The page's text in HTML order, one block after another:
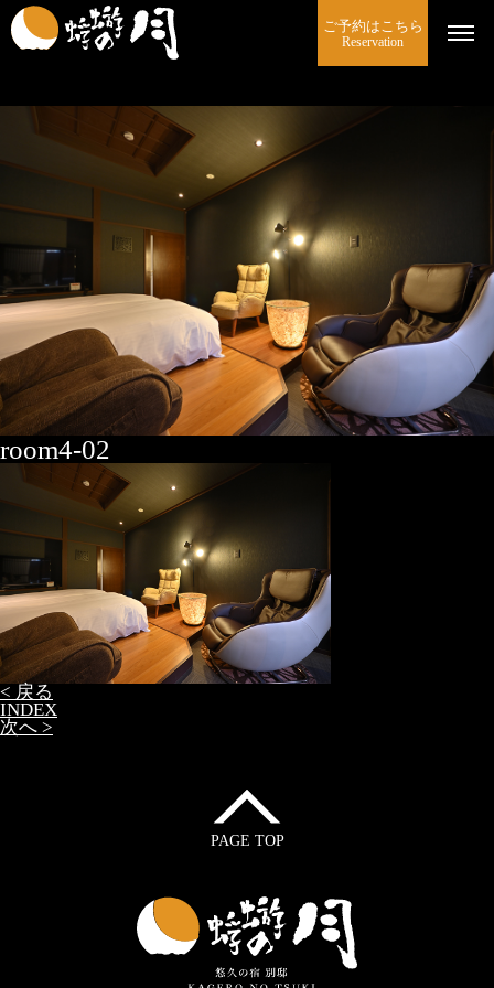
ご予約はこちら
Reservation
room4-02
< 戻る
INDEX
次へ >
PAGE TOP